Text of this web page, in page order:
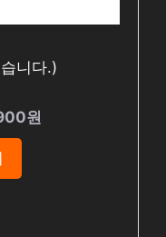
니다.)
원